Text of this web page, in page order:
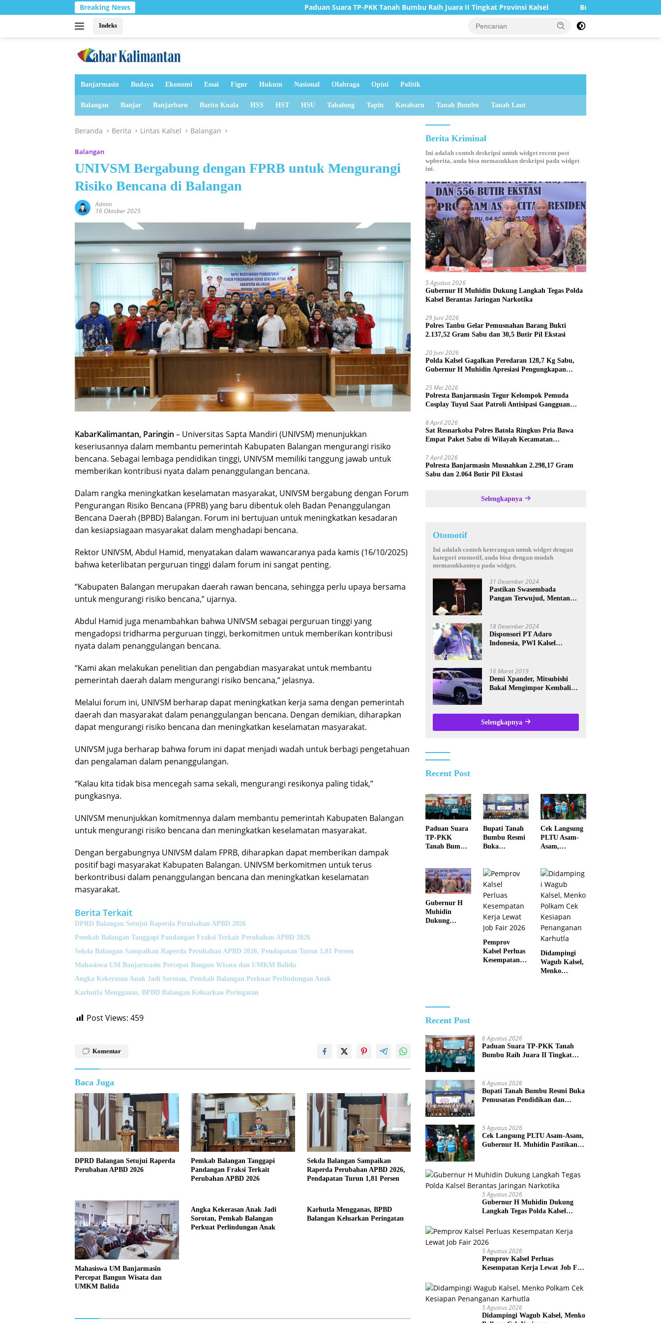
ke
Breaking News Paduan Suara TP-PKK Tanah Bumbu Raih Juara II Tingkat Provinsi Kalsel Bupati Tanah Bumbu Resmi Buka
Indeks
Banjarmasin Budaya Ekonomi Essai Figur Hukum Nasional Olahraga Opini Politik
Balangan Banjar Banjarbaru Barito Kuala HSS HST HSU Tabalong Tapin Kotabaru Tanah Bumbu Tanah Laut
Beranda Berita Lintas Kalsel Balangan
Balangan
UNIVSM Bergabung dengan FPRB untuk Mengurangi
Risiko Bencana di Balangan
Admin
16 Oktober 2025
KabarKalimantan, Paringin – Universitas Sapta Mandiri (UNIVSM) menunjukkan
keseriusannya dalam membantu pemerintah Kabupaten Balangan mengurangi risiko
bencana. Sebagai lembaga pendidikan tinggi, UNIVSM memiliki tanggung jawab untuk
memberikan kontribusi nyata dalam penanggulangan bencana.
Dalam rangka meningkatkan keselamatan masyarakat, UNIVSM bergabung dengan Forum
Pengurangan Risiko Bencana (FPRB) yang baru dibentuk oleh Badan Penanggulangan
Bencana Daerah (BPBD) Balangan. Forum ini bertujuan untuk meningkatkan kesadaran
dan kesiapsiagaan masyarakat dalam menghadapi bencana.
Rektor UNIVSM, Abdul Hamid, menyatakan dalam wawancaranya pada kamis (16/10/2025)
bahwa keterlibatan perguruan tinggi dalam forum ini sangat penting.
“Kabupaten Balangan merupakan daerah rawan bencana, sehingga perlu upaya bersama
untuk mengurangi risiko bencana,” ujarnya.
Abdul Hamid juga menambahkan bahwa UNIVSM sebagai perguruan tinggi yang
mengadopsi tridharma perguruan tinggi, berkomitmen untuk memberikan kontribusi
nyata dalam penanggulangan bencana.
“Kami akan melakukan penelitian dan pengabdian masyarakat untuk membantu
pemerintah daerah dalam mengurangi risiko bencana,” jelasnya.
Melalui forum ini, UNIVSM berharap dapat meningkatkan kerja sama dengan pemerintah
daerah dan masyarakat dalam penanggulangan bencana. Dengan demikian, diharapkan
dapat mengurangi risiko bencana dan meningkatkan keselamatan masyarakat.
UNIVSM juga berharap bahwa forum ini dapat menjadi wadah untuk berbagi pengetahuan
dan pengalaman dalam penanggulangan.
“Kalau kita tidak bisa mencegah sama sekali, mengurangi resikonya paling tidak,”
pungkasnya.
UNIVSM menunjukkan komitmennya dalam membantu pemerintah Kabupaten Balangan
untuk mengurangi risiko bencana dan meningkatkan keselamatan masyarakat.
Dengan bergabungnya UNIVSM dalam FPRB, diharapkan dapat memberikan dampak
positif bagi masyarakat Kabupaten Balangan. UNIVSM berkomitmen untuk terus
berkontribusi dalam penanggulangan bencana dan meningkatkan keselamatan
masyarakat.
Berita Terkait
DPRD Balangan Setujui Raperda Perubahan APBD 2026
Pemkab Balangan Tanggapi Pandangan Fraksi Terkait Perubahan APBD 2026
Sekda Balangan Sampaikan Raperda Perubahan APBD 2026, Pendapatan Turun 1,81 Persen
Mahasiswa UM Banjarmasin Percepat Bangun Wisata dan UMKM Balida
Angka Kekerasan Anak Jadi Sorotan, Pemkab Balangan Perkuat Perlindungan Anak
Karhutla Mengganas, BPBD Balangan Keluarkan Peringatan
Post Views: 459
Komentar
Baca Juga
DPRD Balangan Setujui Raperda
Perubahan APBD 2026
Pemkab Balangan Tanggapi
Pandangan Fraksi Terkait
Perubahan APBD 2026
Sekda Balangan Sampaikan
Raperda Perubahan APBD 2026,
Pendapatan Turun 1,81 Persen
Mahasiswa UM Banjarmasin
Percepat Bangun Wisata dan
UMKM Balida
Angka Kekerasan Anak Jadi
Sorotan, Pemkab Balangan
Perkuat Perlindungan Anak
Karhutla Mengganas, BPBD
Balangan Keluarkan Peringatan
Berita Kriminal
Ini adalah contoh deskripsi untuk widget recent post
wpberita, anda bisa memasukkan deskripsi pada widget
ini.
5 Agustus 2026
Gubernur H Muhidin Dukung Langkah Tegas Polda
Kalsel Berantas Jaringan Narkotika
29 Juni 2026
Polres Tanbu Gelar Pemusnahan Barang Bukti
2.137,52 Gram Sabu dan 30,5 Butir Pil Ekstasi
20 Juni 2026
Polda Kalsel Gagalkan Peredaran 128,7 Kg Sabu,
Gubernur H Muhidin Apresiasi Pengungkapan
25 Mei 2026
Polresta Banjarmasin Tegur Kelompok Pemuda
Cosplay Tuyul Saat Patroli Antisipasi Gangguan
8 April 2026
Sat Resnarkoba Polres Batola Ringkus Pria Bawa
Empat Paket Sabu di Wilayah Kecamatan
7 April 2026
Polresta Banjarmasin Musnahkan 2.298,17 Gram
Sabu dan 2.064 Butir Pil Ekstasi
Selengkapnya
Otomotif
Ini adalah contoh keterangan untuk widget dengan
kategori otomotif, anda bisa dengan mudah
memasukkannya pada widget.
31 Desember 2024
Pastikan Swasembada
Pangan Terwujud, Mentan
18 Desember 2024
Disponsori PT Adaro
Indonesia, PWI Kalsel
Kalsel
16 Maret 2019
Demi Xpander, Mitsubishi
Bakal Mengimpor Kembali
Selengkapnya
Recent Post
Paduan Suara
TP-PKK
Tanah Bumbu
Provinsi Kalsel
Bupati Tanah
Bumbu Resmi
Buka
dan Pelatihan
Calon
2026
Cek Langsung
PLTU Asam-
Asam,
Pastikan
Perbaikan
Listrik Terus
Dikebut
Gubernur H
Muhidin
Dukung
Pemprov
Kalsel Perluas
Kesempatan
Didampingi
Wagub Kalsel,
Menko
Recent Post
6 Agustus 2026
Paduan Suara TP-PKK Tanah
Bumbu Raih Juara II Tingkat
6 Agustus 2026
Bupati Tanah Bumbu Resmi Buka
Pemusatan Pendidikan dan
5 Agustus 2026
Cek Langsung PLTU Asam-Asam,
Gubernur H. Muhidin Pastikan
5 Agustus 2026
Gubernur H Muhidin Dukung
Langkah Tegas Polda Kalsel
5 Agustus 2026
Pemprov Kalsel Perluas
Kesempatan Kerja Lewat Job Fair
5 Agustus 2026
Didampingi Wagub Kalsel, Menko